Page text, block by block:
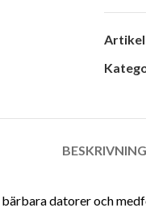
BESKRIVNING
datorer och